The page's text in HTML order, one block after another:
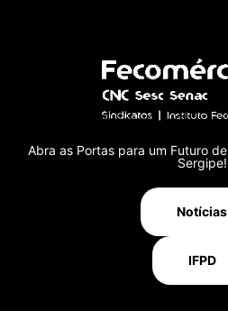
Abra as Portas para um Futuro
Sergipe!
Notícias
IFPD